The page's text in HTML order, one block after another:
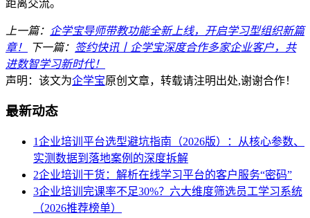
距离交流。
上一篇： 企学宝导师带教功能全新上线，开启学习型组织新篇
章！
下一篇： 签约快讯丨企学宝深度合作多家企业客户，共
进数智学习新时代！
声明：该文为企学宝原创文章，转载请注明出处,谢谢合作！
最新动态
1企业培训平台选型避坑指南（2026版）：从核心参数、
实测数据到落地案例的深度拆解
2企业培训干货：解析在线学习平台的客户服务“密码”
3企业培训完课率不足30%？六大维度筛选员工学习系统
（2026推荐榜单）